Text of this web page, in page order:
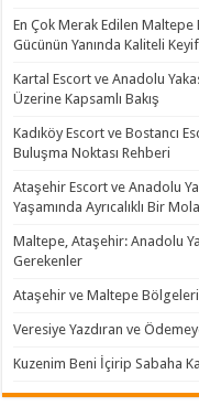
En Çok Merak Edilen Maltepe
Gücünün Yanında Kaliteli
Kartal Escort ve Anadolu
Üzerine Kapsamlı Bakış
Kadıköy Escort ve Bostancı
Buluşma Noktası Rehberi
Ataşehir Escort ve Anadolu
Yaşamında Ayrıcalıklı Bir
Maltepe, Ataşehir: Anadolu
Gerekenler
Ataşehir ve Maltepe
Veresiye Yazdıran ve
Kuzenim Beni İçirip Sabaha